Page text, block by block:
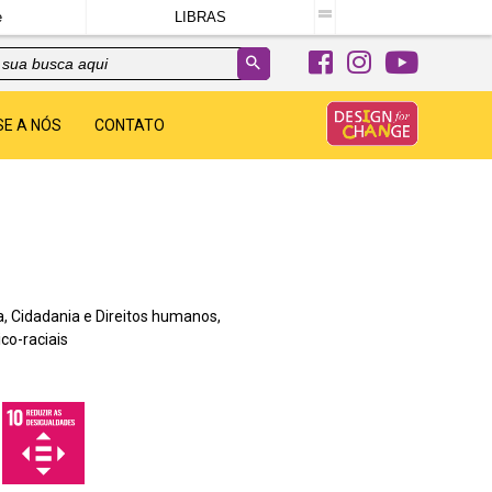
LIBRAS
A NÓS CONTATO
Cidadania e Direitos humanos,
raciais